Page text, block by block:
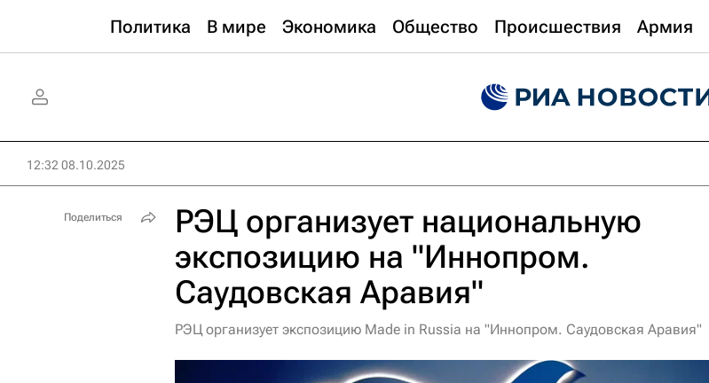
Политика В мире Экономика Общество Происшествия Армия
12:32 08.10.2025
РЭЦ организует национальную
экспозицию на "Иннопром.
Саудовская Аравия"
РЭЦ организует экспозицию Made in Russia на "Иннопром. Саудовская Аравия"
Поделиться